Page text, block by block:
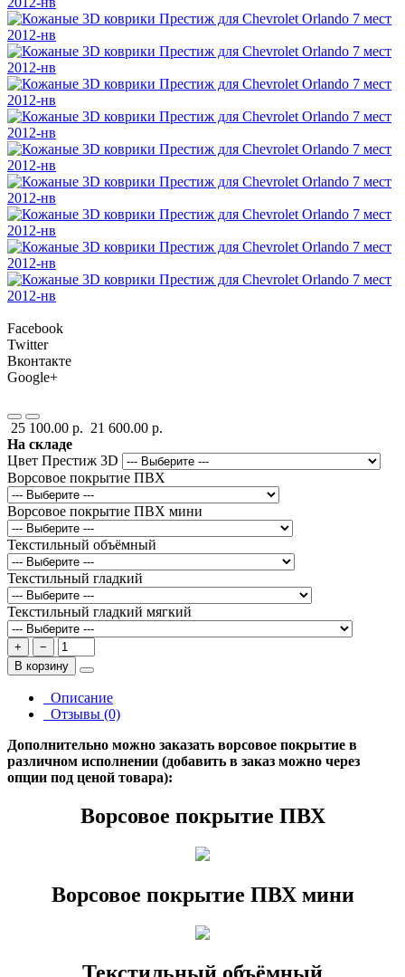
Facebook
Twitter
Вконтакте
Google+
25 100.00 р. 21 600.00 р.
На складе
Цвет Престиж 3D
Ворсовое покрытие ПВХ
Ворсовое покрытие ПВХ мини
Текстильный объёмный
Текстильный гладкий
Текстильный гладкий мягкий
+
−
В корзину
Описание
Отзывы (0)
Дополнительно можно заказать ворсовое покрытие в
различном исполнении (добавить в заказ можно через
опции под ценой товара):
Ворсовое покрытие ПВХ
Ворсовое покрытие ПВХ мини